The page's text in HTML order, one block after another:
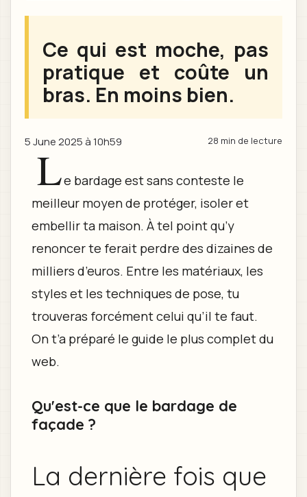
Ce qui est moche, pas
pratique et coûte un
bras. En moins bien.
5 June 2025 à 10h59 28 min de lecture
Le bardage est sans conteste le
meilleur moyen de protéger, isoler et
embellir ta maison. À tel point qu’y
renoncer te ferait perdre des dizaines de
milliers d’euros. Entre les matériaux, les
styles et les techniques de pose, tu
trouveras forcément celui qu’il te faut.
On t’a préparé le guide le plus complet du
web.
Qu'est-ce que le bardage de
façade ?
La dernière fois que